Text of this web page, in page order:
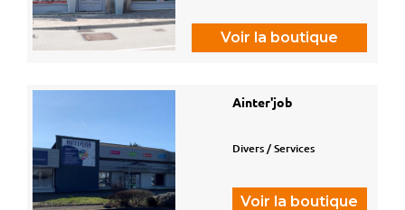
Voir la boutique
Ainter'job
Divers / Services
Voir la boutique